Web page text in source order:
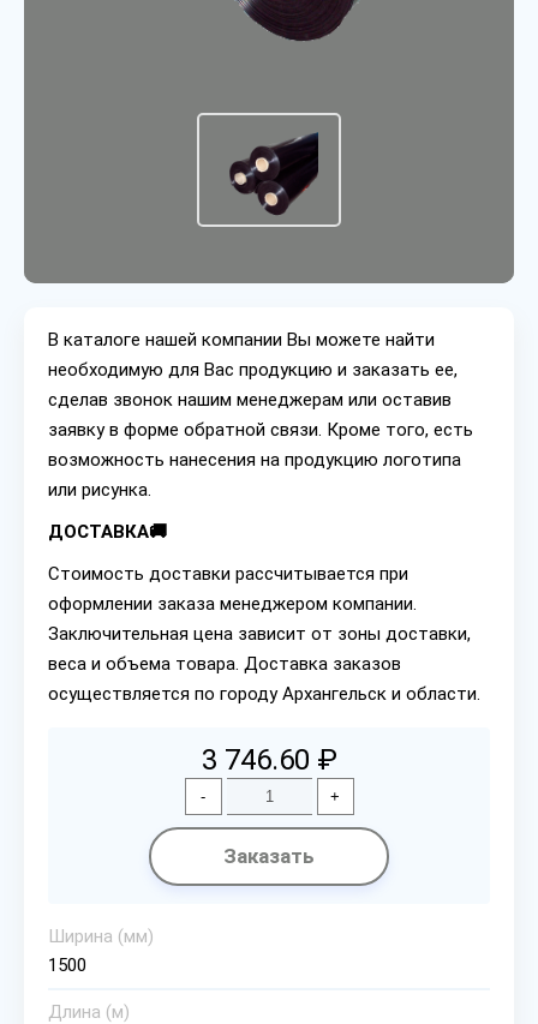
В каталоге нашей компании Вы можете найти
необходимую для Вас продукцию и заказать ее,
сделав звонок нашим менеджерам или оставив
заявку в форме обратной связи. Кроме того, есть
возможность нанесения на продукцию логотипа
или рисунка.
ДОСТАВКА🚚
Стоимость доставки рассчитывается при
оформлении заказа менеджером компании.
Заключительная цена зависит от зоны доставки,
веса и объема товара. Доставка заказов
осуществляется по городу Архангельск и области.
3 746.60 ₽
- +
Заказать
Ширина (мм)
1500
Длина (м)